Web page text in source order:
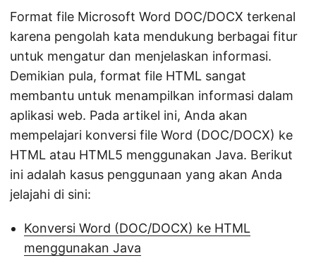
i
Format file Microsoft Word DOC/DOCX terkenal
karena pengolah kata mendukung berbagai fitur
untuk mengatur dan menjelaskan informasi.
Demikian pula, format file HTML sangat
membantu untuk menampilkan informasi dalam
aplikasi web. Pada artikel ini, Anda akan
mempelajari konversi file Word (DOC/DOCX) ke
HTML atau HTML5 menggunakan Java. Berikut
ini adalah kasus penggunaan yang akan Anda
jelajahi di sini:
Konversi Word (DOC/DOCX) ke HTML
menggunakan Java